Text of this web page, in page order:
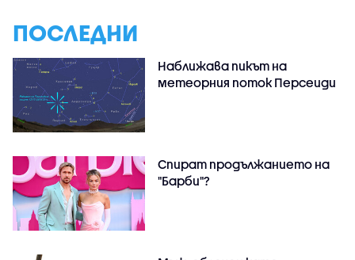
ПОСЛЕДНИ
Наближава пикът на
метеорния поток Персеиди
Спират продължанието на
"Барби"?